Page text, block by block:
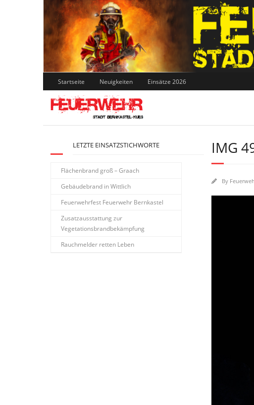
Skip
to
content
Startseite Neuigkeiten Einsätze 2026
IMG
By
LETZTE EINSATZSTICHWORTE
Flächenbrand groß – Graach
Gebäudebrand in Wittlich
Feuerwehrfest Feuerwehr Bernkastel
Zusatzausstattung zur
Vegetationsbrandbekämpfung
Rauchmelder retten Leben